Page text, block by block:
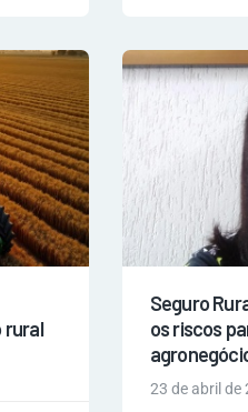
rural
Seguro
os riscos
23 de abril de